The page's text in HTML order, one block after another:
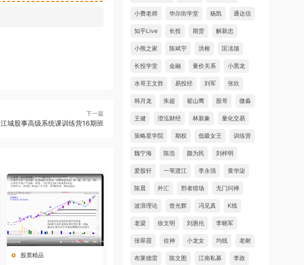
下一篇
江城股事高级系统课训练营16期班
股票精品
小费老师 华尔街学堂 杨凯 通达信
知乎Live 长投 期货 解新忠
小熊之家 陈斌宇 洪榕 匡洺颉
长投学堂 金融 量价关系 小黑龙
水哥王文胜 易投经 刘军 张欣
韩月龙 朱超 翟山鹰 股哥 微淼
王健 澄泓财经 林新象 量化交易
策略星学院 期权 低吸女王 训练营
魏宁海 陈浩 颜为民 刘梓明
爱股轩 一苇渡江 李永强 黄华柒
陈晨 外汇 邢者猎场 无门问禅
波浪理论 曾光辉 冯见真 K线
老梁 徐文明 刘惠伦 李晓军
张翠霞 佐神 小龙女 均线 老耐
布莱德雷 陈文图 江南私募 李政